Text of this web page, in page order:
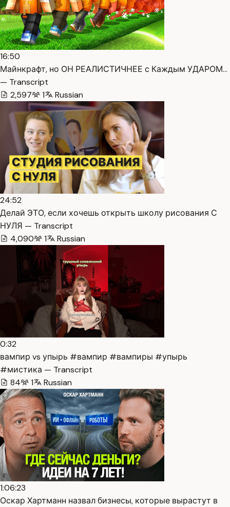
16:50
Майнкрафт, но ОН РЕАЛИСТИЧНЕЕ с Каждым УДАРОМ…
— Transcript
2,597
1 Russian
24:52
Делай ЭТО, если хочешь открыть школу рисования С
НУЛЯ — Transcript
4,090
1 Russian
0:32
вампир vs упырь #вампир #вампиры #упырь
#мистика — Transcript
84
1 Russian
1:06:23
Оскар Хартманн назвал бизнесы, которые вырастут в